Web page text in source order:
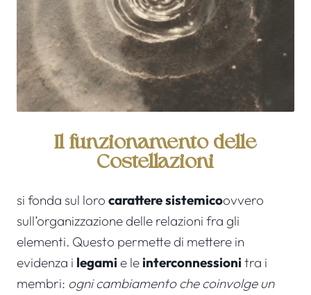
Il funzionamento delle
Costellazioni
si fonda sul loro carattere sistemicoovvero
sull’organizzazione delle relazioni fra gli
elementi. Questo permette di mettere in
evidenza i legami e le interconnessioni tra i
membri: ogni cambiamento che coinvolge un